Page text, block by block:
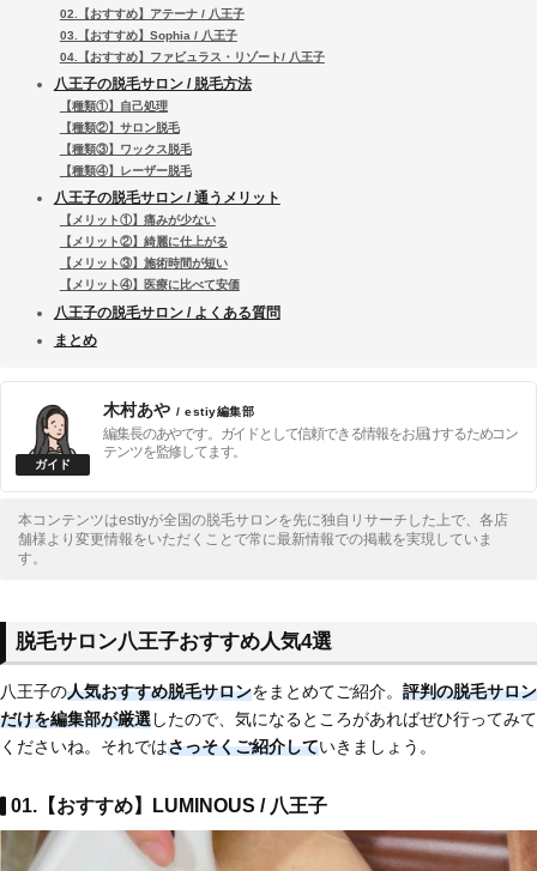
02.【おすすめ】アテーナ / 八王子
03.【おすすめ】Sophia / 八王子
04.【おすすめ】ファビュラス・リゾート/ 八王子
八王子の脱毛サロン / 脱毛方法
【種類①】自己処理
【種類②】サロン脱毛
【種類③】ワックス脱毛
【種類④】レーザー脱毛
八王子の脱毛サロン / 通うメリット
【メリット①】痛みが少ない
【メリット②】綺麗に仕上がる
【メリット③】施術時間が短い
【メリット④】医療に比べて安価
八王子の脱毛サロン / よくある質問
まとめ
木村あや / estiy編集部
編集長のあやです。ガイドとして信頼できる情報をお届けするためコン
テンツを監修してます。
本コンテンツはestiyが全国の脱毛サロンを先に独自リサーチした上で、各店
舗様より変更情報をいただくことで常に最新情報での掲載を実現していま
す。
脱毛サロン八王子おすすめ人気4選
八王子の人気おすすめ脱毛サロンをまとめてご紹介。 評判の脱毛サロン
だけを編集部が厳選したので、気になるところがあればぜひ行ってみて
くださいね。それではさっそくご紹介していきましょう。
01.【おすすめ】LUMINOUS / 八王子